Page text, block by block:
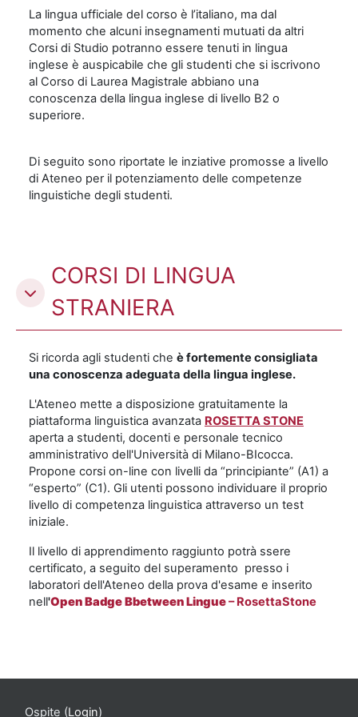
La lingua ufficiale del corso è l’italiano, ma dal
momento che alcuni insegnamenti mutuati da altri
Corsi di Studio potranno essere tenuti in lingua
inglese è auspicabile che gli studenti che si iscrivono
al Corso di Laurea Magistrale abbiano una
conoscenza della lingua inglese di livello B2 o
superiore.
Di seguito sono riportate le inziative promosse a livello
di Ateneo per il potenziamento delle competenze
linguistiche degli studenti.
CORSI DI LINGUA
STRANIERA
Si ricorda agli studenti che è fortemente consigliata
una conoscenza adeguata della lingua inglese.
L'Ateneo mette a disposizione gratuitamente la
piattaforma linguistica avanzata ROSETTA STONE
aperta a studenti, docenti e personale tecnico
amministrativo dell'Università di Milano-BIcocca.
Propone corsi on-line con livelli da “principiante” (A1) a
“esperto” (C1). Gli utenti possono individuare il proprio
livello di competenza linguistica attraverso un test
iniziale.
Il livello di apprendimento raggiunto potrà ssere
certificato, a seguito del superamento presso i
laboratori dell'Ateneo della prova d'esame e inserito
nell'Open Badge Bbetween Lingue– RosettaStone
Ospite (Login)